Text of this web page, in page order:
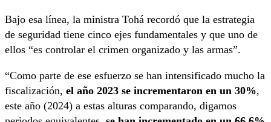
Bajo esa línea, la ministra Tohá recordó que la estrategia
de seguridad tiene cinco ejes fundamentales y que uno de
ellos “es controlar el crimen organizado y las armas”.
“Como parte de ese esfuerzo se han intensificado mucho la
fiscalización, el año 2023 se incrementaron en un 30%,
este año (2024) a estas alturas comparando, digamos